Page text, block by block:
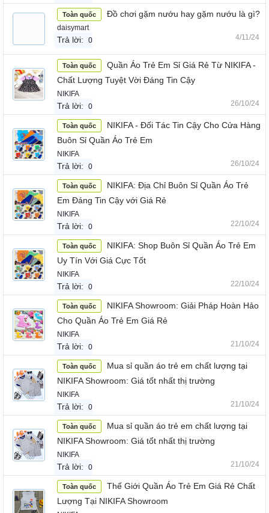
Toàn quốc Đồ chơi gặm nướu hay gặm nướu là gì?
daisymart
Trả lời: 0 4/11/24
Toàn quốc
Quần Áo Trẻ Em Sỉ Giá Rẻ Từ NIKIFA -
Chất Lượng Tuyệt Vời Đáng Tin Cậy
NIKIFA
Trả lời: 0 26/10/24
Toàn quốc
NIKIFA - Đối Tác Tin Cậy Cho Cửa Hàng
Buôn Sỉ Quần Áo Trẻ Em
NIKIFA
Trả lời: 0 26/10/24
Toàn quốc
NIKIFA: Địa Chỉ Buôn Sỉ Quần Áo Trẻ
Em Đáng Tin Cậy với Giá Rẻ
NIKIFA
Trả lời: 0 22/10/24
Toàn quốc
NIKIFA: Shop Buôn Sỉ Quần Áo Trẻ Em
Uy Tín Với Giá Cực Tốt
NIKIFA
Trả lời: 0 22/10/24
Toàn quốc
NIKIFA Showroom: Giải Pháp Hoàn Hảo
Cho Quần Áo Trẻ Em Giá Rẻ
NIKIFA
Trả lời: 0 21/10/24
Toàn quốc
Mua sỉ quần áo trẻ em chất lượng tại
NIKIFA Showroom: Giá tốt nhất thị trường
NIKIFA
Trả lời: 0 21/10/24
Toàn quốc
Mua sỉ quần áo trẻ em chất lượng tại
NIKIFA Showroom: Giá tốt nhất thị trường
NIKIFA
Trả lời: 0 21/10/24
Toàn quốc
Thế Giới Quần Áo Trẻ Em Giá Rẻ Chất
Lượng Tại NIKIFA Showroom